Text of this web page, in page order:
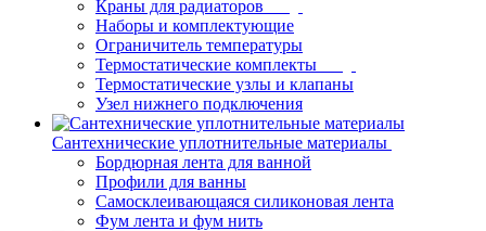
Краны для радиаторов
Наборы и комплектующие
Ограничитель температуры
Термостатические комплекты
Термостатические узлы и клапаны
Узел нижнего подключения
Сантехнические уплотнительные материалы
Бордюрная лента для ванной
Профили для ванны
Самосклеивающаяся силиконовая лента
Фум лента и фум нить